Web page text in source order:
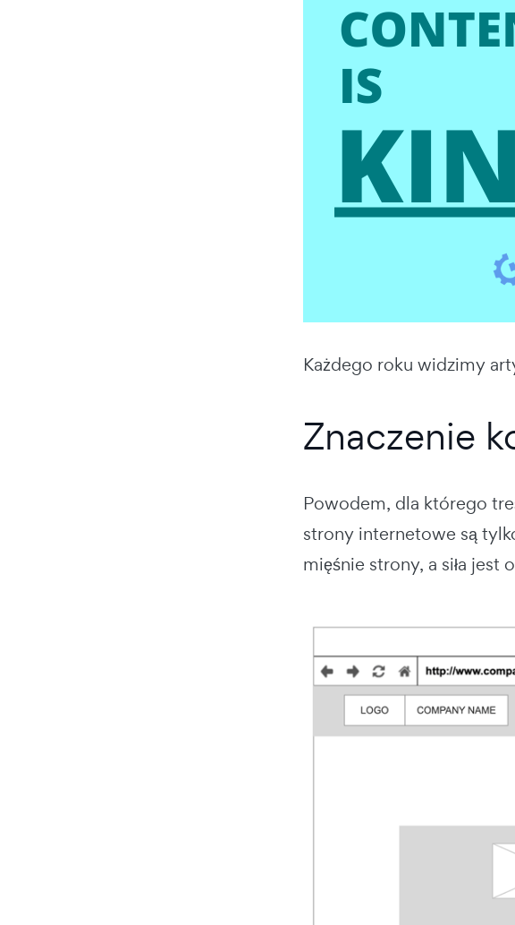
Każdego roku widzimy
Znaczenie
Powodem, dla którego
strony internetowe są
mięśnie strony, a siła jest